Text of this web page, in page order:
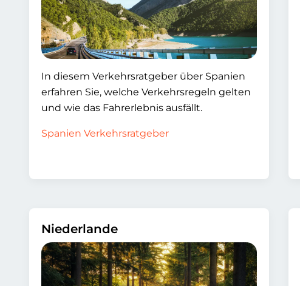
In diesem Verkehrsratgeber über Spanien
erfahren Sie, welche Verkehrsregeln gelten
und wie das Fahrerlebnis ausfällt.
Spanien Verkehrsratgeber
Niederlande